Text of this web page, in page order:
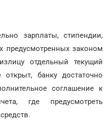
зарплаты, стипендии,
предусмотренных законом
отдельный текущий
банку достаточно
соглашение к
где предусмотреть